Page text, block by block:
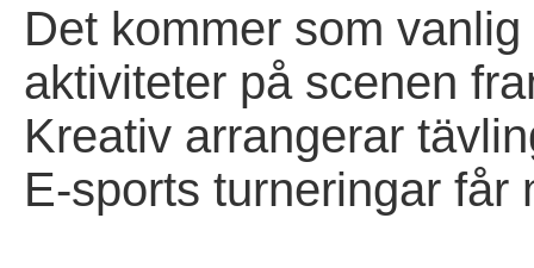
Det kommer som
aktiviteter på scenen
Kreativ arrangerar
E-sports turneringar får